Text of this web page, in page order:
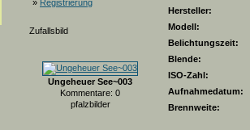
» Registrierung
Zufallsbild
Ungeheuer See~003
Kommentare: 0
pfalzbilder
Hersteller:
Modell:
Belichtungszeit:
Blende:
ISO-Zahl:
Aufnahmedatum:
Brennweite: